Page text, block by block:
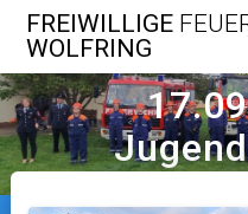
FREIWILLIGE
WOLFRING